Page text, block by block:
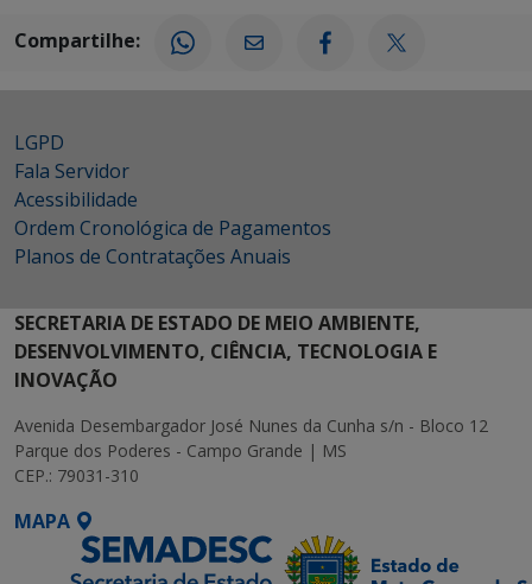
Compartilhe:
LGPD
Fala Servidor
Acessibilidade
Ordem Cronológica de Pagamentos
Planos de Contratações Anuais
SECRETARIA DE ESTADO DE MEIO AMBIENTE,
DESENVOLVIMENTO, CIÊNCIA, TECNOLOGIA E
INOVAÇÃO
Avenida Desembargador José Nunes da Cunha s/n - Bloco 12
Parque dos Poderes - Campo Grande | MS
CEP.: 79031-310
MAPA